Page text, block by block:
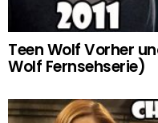
Teen Wolf Vorher
Wolf Fernsehserie)